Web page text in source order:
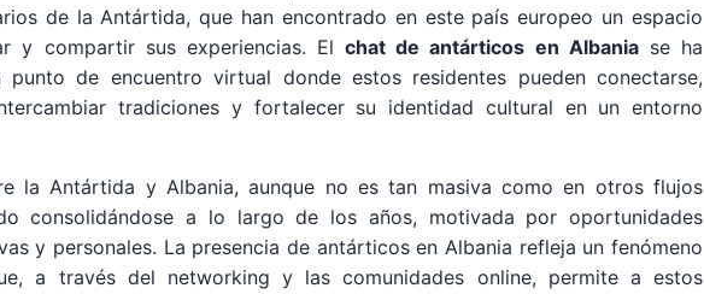
de la Antártida, que han encontrado en este país europeo un espacio
y compartir sus experiencias. Elchat de antárticos en Albaniase ha
de encuentro virtual donde estos residentes pueden conectarse,
tradiciones y fortalecer su identidad cultural en un entorno
la Antártida y Albania, aunque no es tan masiva como en otros flujos
consolidándose a lo largo de los años, motivada por oportunidades
y personales. La presencia de antárticos en Albania refleja un fenómeno
a través del networking y las comunidades online, permite a estos